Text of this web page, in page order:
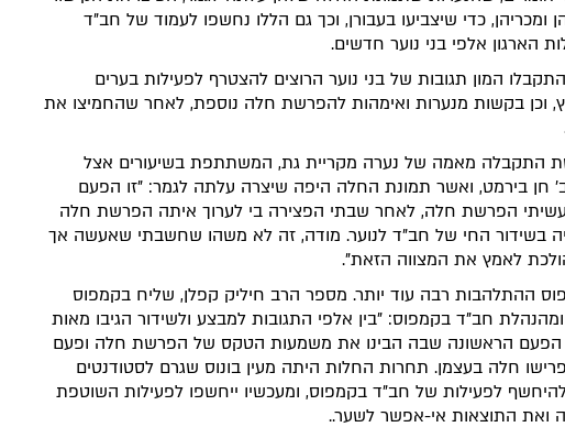
ומכריהן, כדי שיצביעו בעבורן, וכך גם הללו נחשפו לעמוד של חב"ד
הארגון אלפי בני נוער חדשים.
המון תגובות של בני נוער הרוצים להצטרף לפעילות בערים
וכן בקשות מנערות ואימהות להפרשת חלה נוספת, לאחר שהחמיצו את
התקבלה מאמה של נערה מקריית גת, המשתתפת בשיעורים אצל
חן בירמט, ואשר תמונת החלה היפה שיצרה עלתה לגמר: "זו הפעם
הפרשת חלה, לאחר שבתי הפצירה בי לערוך איתה הפרשת חלה
בשידור החי של חב"ד לנוער. מודה, זה לא משהו שחשבתי שאעשה אך
לאמץ את המצווה הזאת".
ההתלהבות רבה עוד יותר. מספר הרב חיליק קפלן, שליח בקמפוס
ומהנהלת חב"ד בקמפוס: "בין אלפי התגובות למבצע ולשידור הגיבו מאות
הפעם הראשונה שבה הבינו את משמעות הטקס של הפרשת חלה ופעם
חלה בעצמן. תחרות החלות היתה מעין בונוס שגרם לסטודנטים
להיחשף לפעילות של חב"ד בקמפוס, ומעכשיו ייחשפו לפעילות השוטפת
ואת התוצאות אי-אפשר לשער..